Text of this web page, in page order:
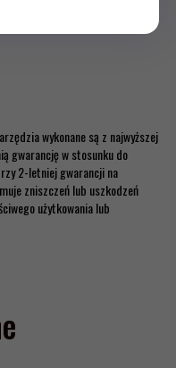
wykonane są z najwyższej
gwarancję w stosunku do
2-letniej gwarancji na
zniszczeń lub uszkodzeń
użytkowania lub